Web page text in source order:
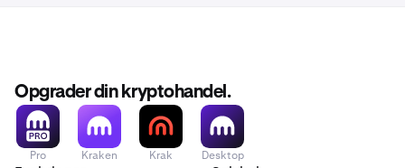
Opgrader din kryptohandel.
Pro Kraken Krak Desktop